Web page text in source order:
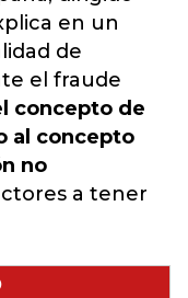
en un
de
el fraude
concepto de
al concepto
no
a tener